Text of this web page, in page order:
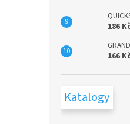
186
166
Katalogy